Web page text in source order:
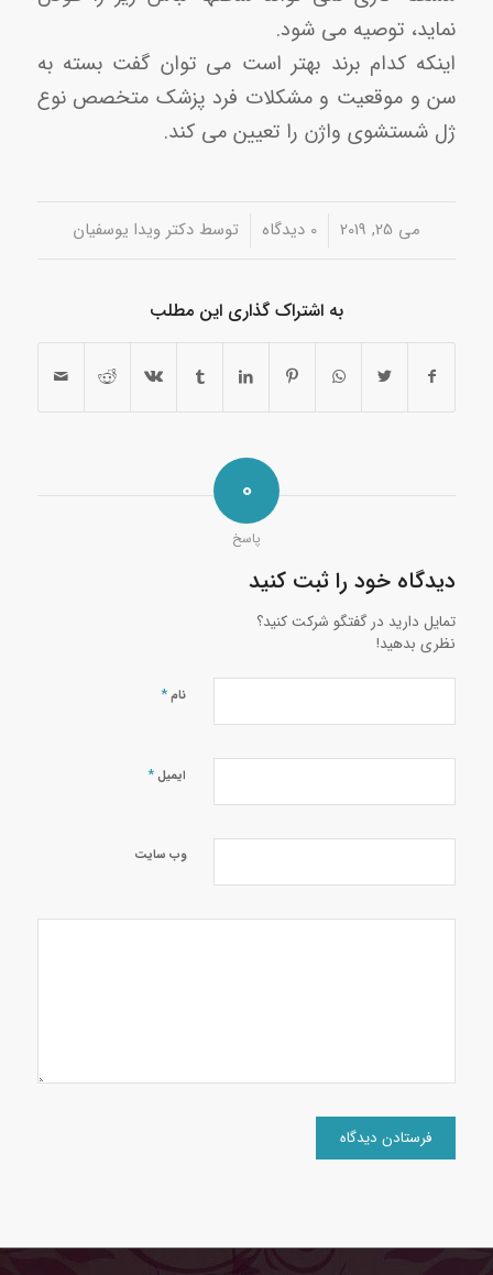
نماید، توصیه می شود.
اینکه کدام برند بهتر است می توان گفت بسته به
سن و موقعیت و مشکلات فرد پزشک متخصص نوع
ژل شستشوی واژن را تعیین می کند.
می 25, 2019
/ 0 دیدگاه‌/ توسط دکتر ویدا یوسفیان
به اشتراک گذاری این مطلب
0
پاسخ
دیدگاه خود را ثبت کنید
تمایل دارید در گفتگو شرکت کنید؟
نظری بدهید!
نام*
ایمیل*
وب‌ سایت